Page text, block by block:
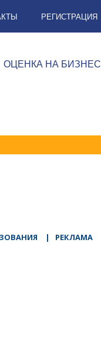
РЕГИСТРАЦИЯ
ОЦЕНКА НА БИЗНЕС
| РЕКЛАМА